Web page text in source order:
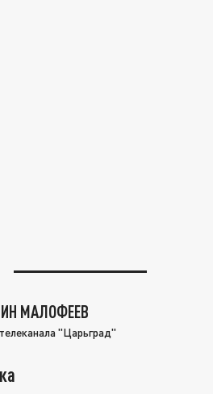
МАЛОФЕЕВ
"Царьград"